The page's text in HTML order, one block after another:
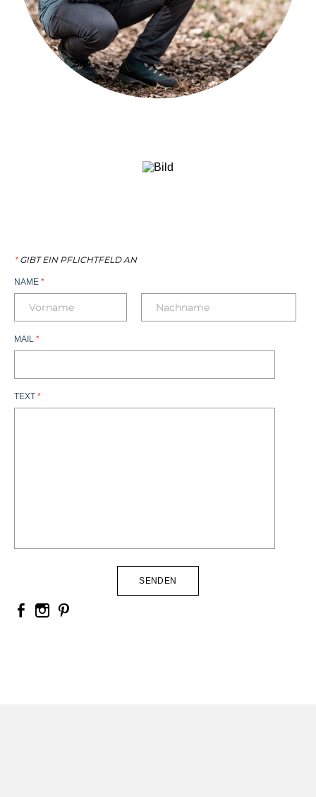
*GIBT EIN PFLICHTFELD AN
NAME *
MAIL *
TEXT *
SENDEN